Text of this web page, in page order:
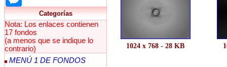
Categorías
Nota: Los enlaces contienen
17 fondos
(a menos que se indique lo
contrario)
MENÚ 1 DE FONDOS
1024 x 768 - 28 KB